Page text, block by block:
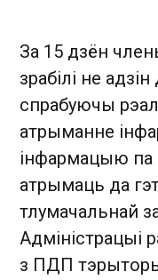
За 15 дзён
зрабілі не
спрабуючы
атрыманне
інфармацыю
атрымаць да
тлумачальнай
Адміністрацыі
з ПДП